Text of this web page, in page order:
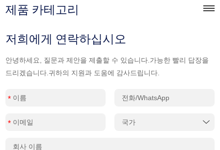
제품 카테고리
저희에게 연락하십시오
안녕하세요, 질문과 제안을 제출할 수 있습니다.가능한 빨리 답장을
드리겠습니다.귀하의 지원과 도움에 감사드립니다.